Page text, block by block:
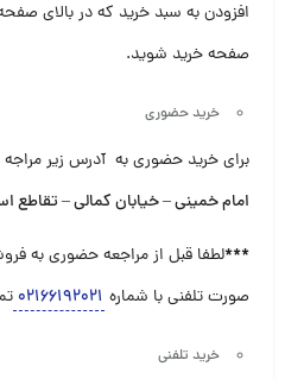
افزودن به سبد خرید که در بالای
صفحه خرید شوید.
خرید حضوری
برای خرید حضوری به آدرس زیر مراجه
امام خمینی – خیابان کمالی –
***لطفا قبل از مراجعه حضوری به
صورت تلفنی با شماره ۰۲۱۶۶۱۹۲۰۲۱
خرید تلفنی